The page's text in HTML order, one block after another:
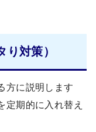
対策）
方に説明します
定期的に入れ替え